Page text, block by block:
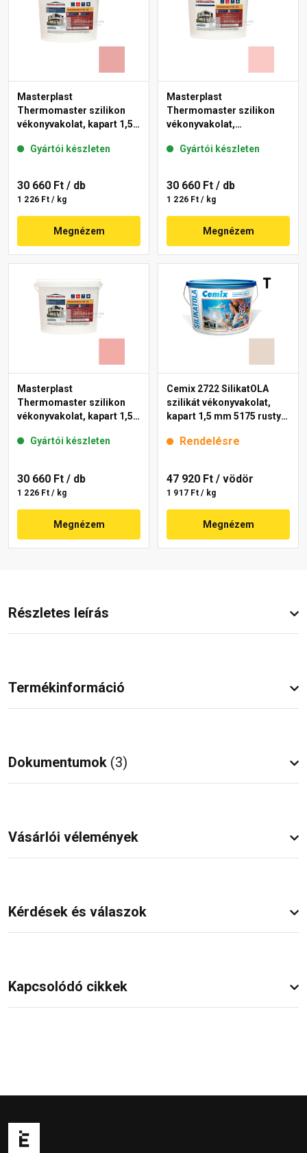
Masterplast
Thermomaster szilikon
vékonyvakolat, kapart 1,5
Gyártói készleten
30 660 Ft / db
1 226 Ft / kg
Megnézem
Masterplast
Thermomaster szilikon
vékonyvakolat,
22-F 25 kg
Gyártói készleten
30 660 Ft / db
1 226 Ft / kg
Megnézem
Masterplast
Thermomaster szilikon
vékonyvakolat, kapart 1,5
Gyártói készleten
30 660 Ft / db
1 226 Ft / kg
Megnézem
Cemix 2722 SilikatOLA
szilikát vékonyvakolat,
kapart 1,5 mm 5175 rusty
Rendelésre
47 920 Ft / vödör
1 917 Ft / kg
Megnézem
Részletes leírás
Termékinformáció
Dokumentumok (3)
Vásárlói vélemények
Kérdések és válaszok
Kapcsolódó cikkek